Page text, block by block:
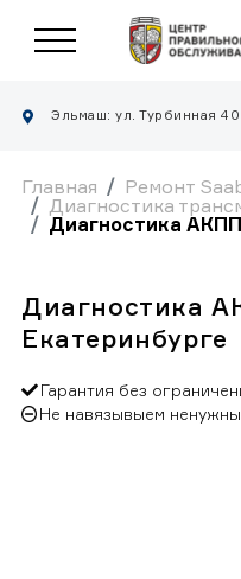
Эльмаш: ул. Турбинная
Главная Ремонт
Диагностика
Диагностика
Диагностика
Екатеринбурге
Гарантия без
Не навязывыем